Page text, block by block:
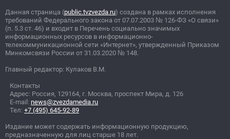
Данная страница (public.tvzvezda.ru) создана в рамках исполнения
требований Федерального закона от 07.07.2003 № 126-ФЗ «О связи»
(п. 5.3 ст. 46) и входит в Перечень социально значимых
информационных ресурсов в информационно-
телекоммуникационной сети «Интернет», утвержденный Приказом
Минкомсвязи России от 31.03.2020 № 148.
Главный редактор: Кулаков В.М.
Контакты
Адрес: Россия, 129164, г. Москва, проспект Мира, д. 126
E-mail: news@zvezdamedia.ru
Тел: +7 (495) 645-92-89
Издание может содержать информационную продукцию,
предназначенную для лиц старше 18 лет.